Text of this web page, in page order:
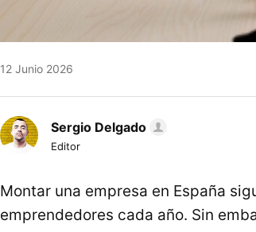
12 Junio 2026
Sergio Delgado
Editor
Montar una empresa en España
emprendedores cada año. Sin